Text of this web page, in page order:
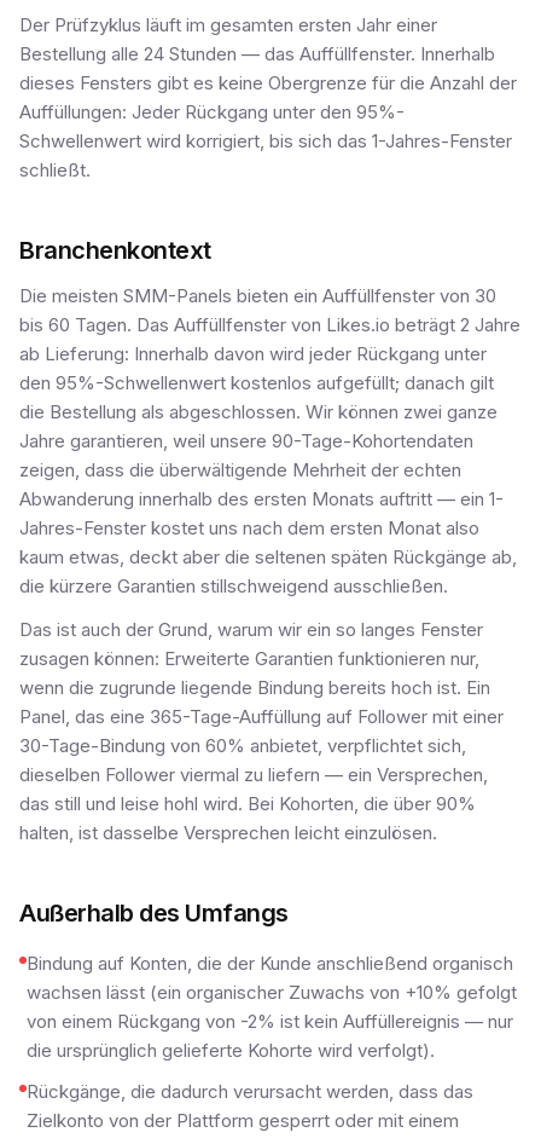
Der Prüfzyklus läuft im gesamten ersten Jahr einer
Bestellung alle 24 Stunden — das Auffüllfenster. Innerhalb
dieses Fensters gibt es keine Obergrenze für die Anzahl der
Auffüllungen: Jeder Rückgang unter den 95%-
Schwellenwert wird korrigiert, bis sich das 1-Jahres-Fenster
schließt.
Branchenkontext
Die meisten SMM-Panels bieten ein Auffüllfenster von 30
bis 60 Tagen. Das Auffüllfenster von Likes.io beträgt 2 Jahre
ab Lieferung: Innerhalb davon wird jeder Rückgang unter
den 95%-Schwellenwert kostenlos aufgefüllt; danach gilt
die Bestellung als abgeschlossen. Wir können zwei ganze
Jahre garantieren, weil unsere 90-Tage-Kohortendaten
zeigen, dass die überwältigende Mehrheit der echten
Abwanderung innerhalb des ersten Monats auftritt — ein 1-
Jahres-Fenster kostet uns nach dem ersten Monat also
kaum etwas, deckt aber die seltenen späten Rückgänge ab,
die kürzere Garantien stillschweigend ausschließen.
Das ist auch der Grund, warum wir ein so langes Fenster
zusagen können: Erweiterte Garantien funktionieren nur,
wenn die zugrunde liegende Bindung bereits hoch ist. Ein
Panel, das eine 365-Tage-Auffüllung auf Follower mit einer
30-Tage-Bindung von 60% anbietet, verpflichtet sich,
dieselben Follower viermal zu liefern — ein Versprechen,
das still und leise hohl wird. Bei Kohorten, die über 90%
halten, ist dasselbe Versprechen leicht einzulösen.
Außerhalb des Umfangs
Bindung auf Konten, die der Kunde anschließend organisch
wachsen lässt (ein organischer Zuwachs von +10% gefolgt
von einem Rückgang von -2% ist kein Auffüllereignis — nur
die ursprünglich gelieferte Kohorte wird verfolgt).
Rückgänge, die dadurch verursacht werden, dass das
Zielkonto von der Plattform gesperrt oder mit einem